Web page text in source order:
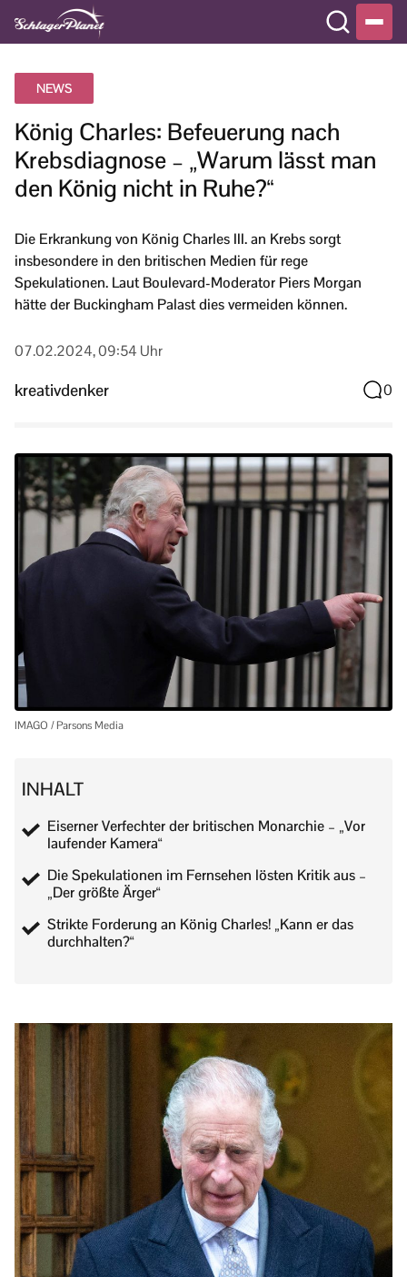
NEWS
König Charles: Befeuerung nach
Krebsdiagnose – „Warum lässt man
den König nicht in Ruhe?“
Die Erkrankung von König Charles III. an Krebs sorgt
insbesondere in den britischen Medien für rege
Spekulationen. Laut Boulevard-Moderator Piers Morgan
hätte der Buckingham Palast dies vermeiden können.
07.02.2024, 09:54 Uhr
kreativdenker 0
IMAGO / Parsons Media
INHALT
Eiserner Verfechter der britischen Monarchie – „Vor
laufender Kamera“
Die Spekulationen im Fernsehen lösten Kritik aus –
„Der größte Ärger“
Strikte Forderung an König Charles! „Kann er das
durchhalten?“